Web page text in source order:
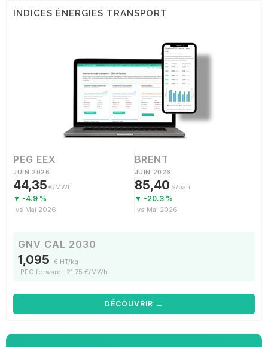
INDICES ÉNERGIES TRANSPORT
PEG EEX
JUIN 2026
44,35 €/MWh
▼ -4.9 %
vs Mai 2026
BRENT
JUIN 2026
85,40 $/baril
▼ -20.3 %
vs Mai 2026
GNV CAL 2030
1,095 € HT/kg
PEG forward : 21,75 €/MWh
DÉCOUVRIR →